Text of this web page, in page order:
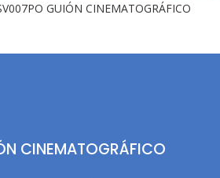
GUIÓN CINEMATOGRÁFICO
CINEMATOGRÁFICO